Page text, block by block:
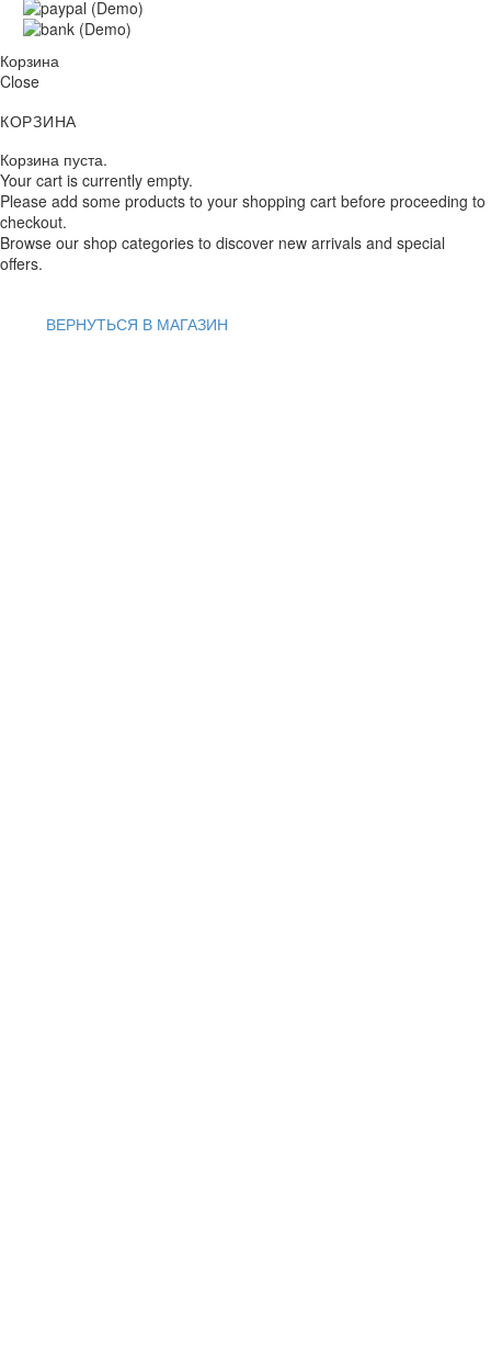
Корзина
Close
КОРЗИНА
Корзина пуста.
Your cart is currently empty.
Please add some products to your shopping cart before proceeding to
checkout.
Browse our shop categories to discover new arrivals and special
offers.
ВЕРНУТЬСЯ В МАГАЗИН